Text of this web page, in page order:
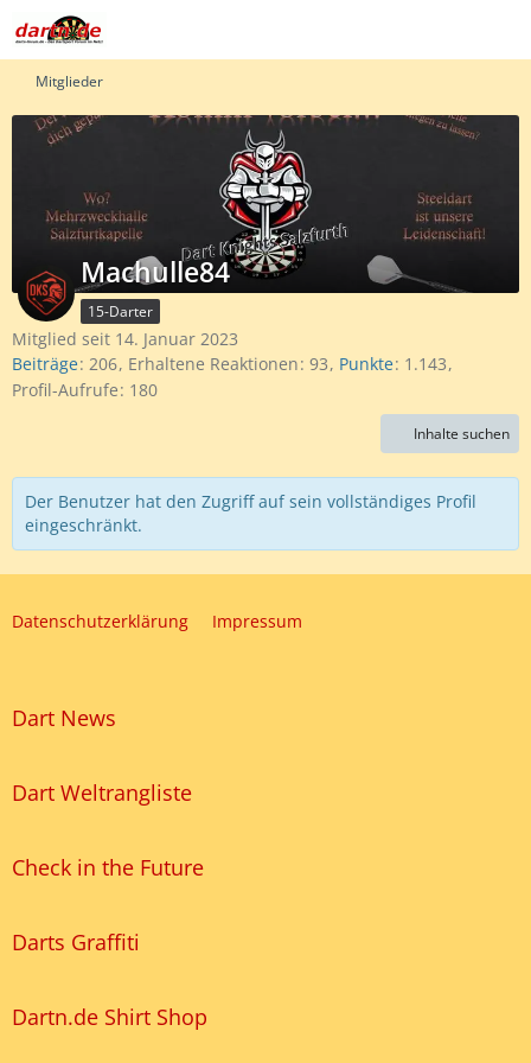
Mitglieder
Machulle84
15-Darter
Mitglied seit 14. Januar 2023
Beiträge 206 Erhaltene Reaktionen 93 Punkte 1.143
Profil-Aufrufe 180
Inhalte suchen
Der Benutzer hat den Zugriff auf sein vollständiges Profil
eingeschränkt.
Datenschutzerklärung Impressum
Dart News
Dart Weltrangliste
Check in the Future
Darts Graffiti
Dartn.de Shirt Shop